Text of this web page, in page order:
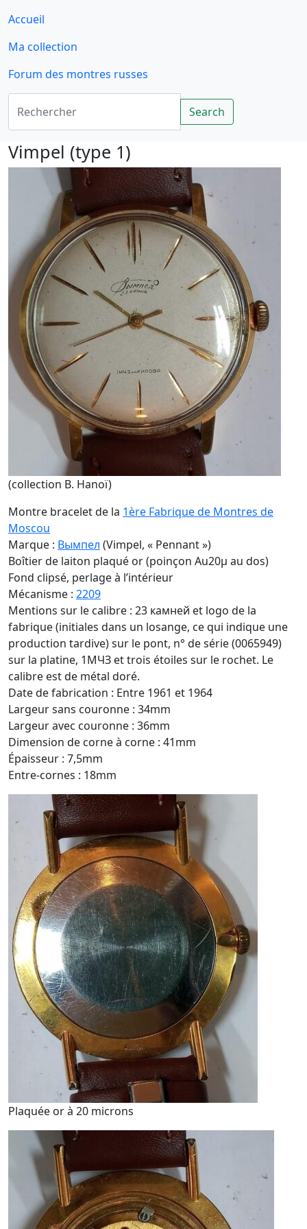
Accueil
Ma collection
Forum des montres russes
Rechercher
Search
Vimpel (type 1)
(collection B. Hanoï)
Montre bracelet de la 1ère Fabrique de Montres de
Moscou
Marque : Вымпел (Vimpel, « Pennant »)
Boîtier de laiton plaqué or (poinçon Au20µ au dos)
Fond clipsé, perlage à l’intérieur
Mécanisme : 2209
Mentions sur le calibre : 23 камней et logo de la
fabrique (initiales dans un losange, ce qui indique une
production tardive) sur le pont, n° de série (0065949)
sur la platine, 1MЧЗ et trois étoiles sur le rochet. Le
calibre est de métal doré.
Date de fabrication : Entre 1961 et 1964
Largeur sans couronne : 34mm
Largeur avec couronne : 36mm
Dimension de corne à corne : 41mm
Épaisseur : 7,5mm
Entre-cornes : 18mm
Plaquée or à 20 microns